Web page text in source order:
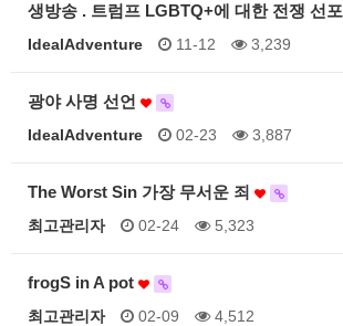
생방송 . 트럼프 LGBTQ+에 대한 전쟁 선포
IdealAdventure 11-12 3,239
광야 사명 선언
IdealAdventure 02-23 3,887
The Worst Sin 가장 무서운 죄
최고관리자 02-24 5,323
frogS in A pot
최고관리자 02-09 4,512